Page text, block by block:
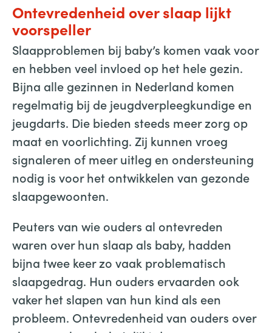
Ontevredenheid over slaap lijkt
voorspeller
Slaapproblemen bij baby’s komen vaak voor
en hebben veel invloed op het hele gezin.
Bijna alle gezinnen in Nederland komen
regelmatig bij de jeugdverpleegkundige en
jeugdarts. Die bieden steeds meer zorg op
maat en voorlichting. Zij kunnen vroeg
signaleren of meer uitleg en ondersteuning
nodig is voor het ontwikkelen van gezonde
slaapgewoonten.
Peuters van wie ouders al ontevreden
waren over hun slaap als baby, hadden
bijna twee keer zo vaak problematisch
slaapgedrag. Hun ouders ervaarden ook
vaker het slapen van hun kind als een
probleem. Ontevredenheid van ouders over